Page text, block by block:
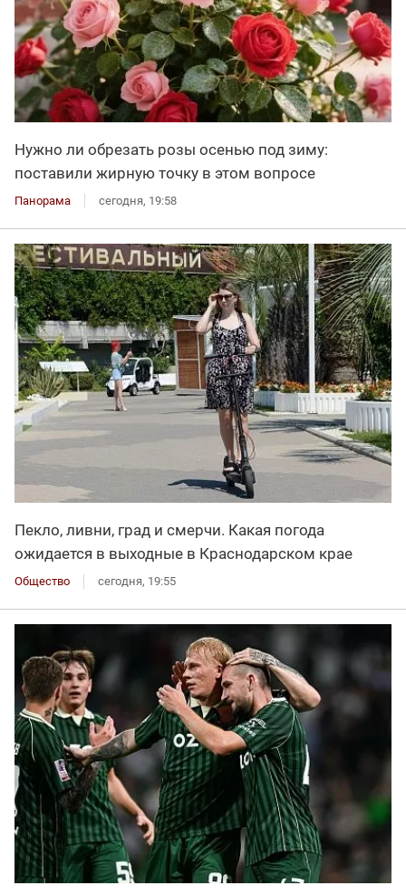
Нужно ли обрезать розы осенью под зиму:
поставили жирную точку в этом вопросе
Панорама сегодня, 19:58
Пекло, ливни, град и смерчи. Какая погода
ожидается в выходные в Краснодарском крае
Общество сегодня, 19:55